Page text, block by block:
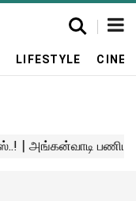
LIFESTYLE